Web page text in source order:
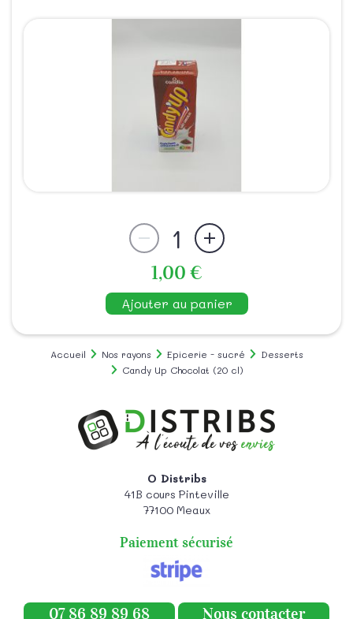
1
1,00 €
Ajouter au panier
Accueil Nos rayons Epicerie - sucré
Desserts
Candy Up Chocolat (20 cl)
O Distribs
41B cours Pinteville
77100 Meaux
Paiement sécurisé
07 86 89 89 68 Nous contacter